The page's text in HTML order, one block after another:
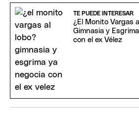
TE PUEDE INTERESAR
¿El Monito Vargas
Gimnasia y
con el ex Vélez